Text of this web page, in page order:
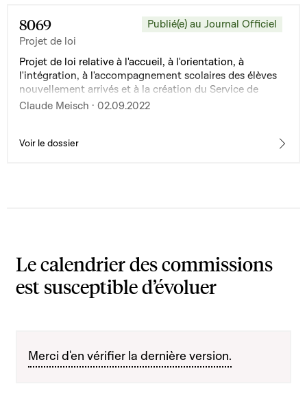
8069
Projet de loi
Publié(e) au Journal Officiel
Projet de loi relative à l'accueil, à l'orientation, à
l'intégration, à l'accompagnement scolaires des élèves
nouvellement arrivés et à la création du Service de
l'intégration et de l'accueil scolaires et modifiant : 1° la
organisation de l'enseignement fondamental
Claude Meisch · 02.09.2022
Voir le dossier
Le calendrier des commissions
est susceptible d’évoluer
Merci d'en vérifier la dernière version.